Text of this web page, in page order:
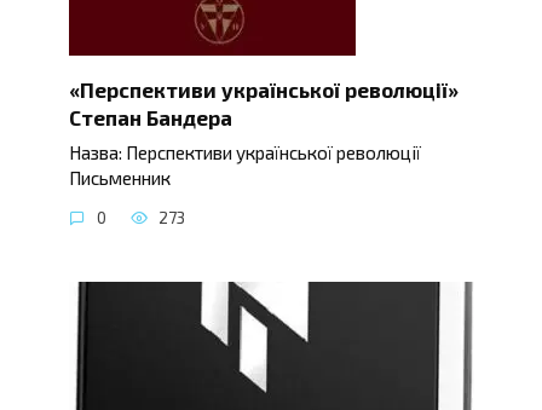
«Перспективи української революції»
Степан Бандера
Назва: Перспективи української революції
Письменник
0 273